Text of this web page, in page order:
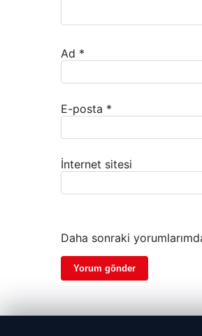
Ad *
E-posta *
İnternet sitesi
Daha sonraki